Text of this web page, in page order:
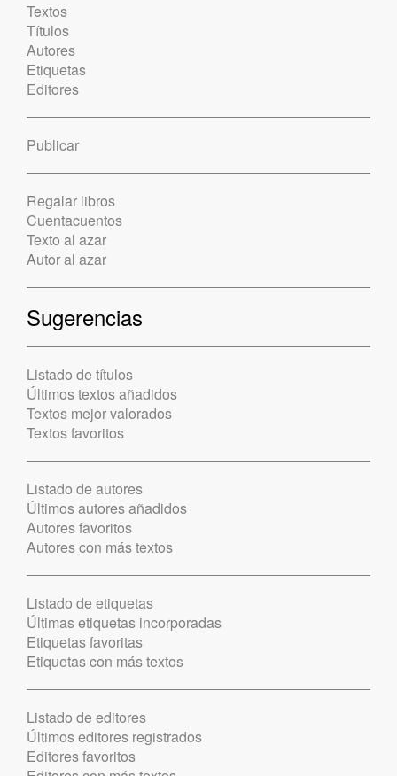
Textos
Títulos
Autores
Etiquetas
Editores
Publicar
Regalar libros
Cuentacuentos
Texto al azar
Autor al azar
Sugerencias
Listado de títulos
Últimos textos añadidos
Textos mejor valorados
Textos favoritos
Listado de autores
Últimos autores añadidos
Autores favoritos
Autores con más textos
Listado de etiquetas
Últimas etiquetas incorporadas
Etiquetas favoritas
Etiquetas con más textos
Listado de editores
Últimos editores registrados
Editores favoritos